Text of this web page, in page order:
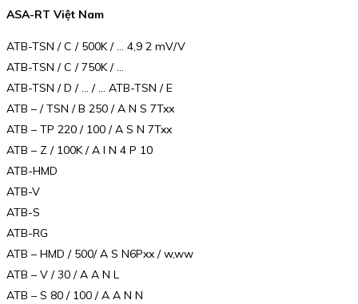
ASA-RT Việt Nam
ATB-TSN / C / 500K / … 4,9 2 mV/V
ATB-TSN / C / 750K / …
ATB-TSN / D / … / … ATB-TSN / E
ATB – / TSN / B 250 / A N S 7Txx
ATB – TP 220 / 100 / A S N 7Txx
ATB – Z / 100K / A I N 4 P 10
ATB-HMD
ATB-V
ATB-S
ATB-RG
ATB – HMD / 500/ A S N6Pxx / w,ww
ATB – V / 30 / A A N L
ATB – S 80 / 100 / A A N N